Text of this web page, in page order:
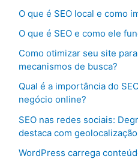
O que é SEO local e como
O que é SEO e como ele
Como otimizar seu site
mecanismos de busca?
Qual é a importância do
negócio online?
SEO nas redes sociais:
destaca com geolocalização
WordPress carrega